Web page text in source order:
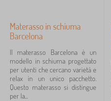
Materasso in schiuma
Barcelona
Il materasso Barcelona è un
modello in schiuma progettato
per utenti che cercano varietà e
relax in un unico pacchetto.
Questo materasso si distingue
per la...